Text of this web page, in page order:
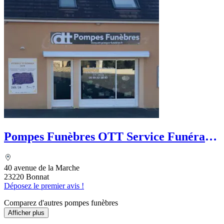
Pompes Funèbres OTT Service Funéraire
40 avenue de la Marche
23220 Bonnat
Déposez le premier avis !
Comparez d'autres pompes funèbres
Afficher plus